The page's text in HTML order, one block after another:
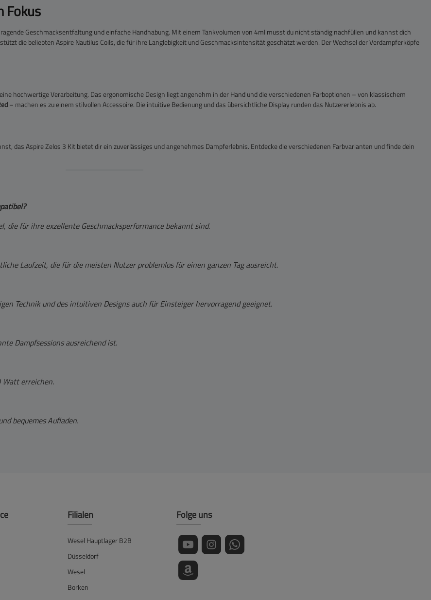
Fokus
Geschmacksentfaltung und einfache Handhabung. Mit einem Tankvolumen von 4ml musst du nicht ständig nachfüllen und kannst dich
die beliebten Aspire Nautilus Coils, die für ihre Langlebigkeit und Geschmacksintensität geschätzt werden. Der Wechsel der Verdampferköpfe
hochwertige Verarbeitung. Das ergonomische Design liegt angenehm in der Hand und die verschiedenen Farboptionen – von klassischem
– machen es zu einem stilvollen Accessoire. Die intuitive Bedienung und das übersichtliche Display runden das Nutzererlebnis ab.
das Aspire Zelos 3 Kit bietet dir ein zuverlässiges und angenehmes Dampferlebnis. Entdecke die verschiedenen Farbvarianten und finde dein
für ihre exzellente Geschmacksperformance bekannt sind.
Laufzeit, die für die meisten Nutzer problemlos für einen ganzen Tag ausreicht.
Technik und des intuitiven Designs auch für Einsteiger hervorragend geeignet.
Dampfsessions ausreichend ist.
Watt erreichen.
bequemes Aufladen.
Filialen
Wesel Hauptlager B2B
Düsseldorf
Wesel
Borken
Folge uns